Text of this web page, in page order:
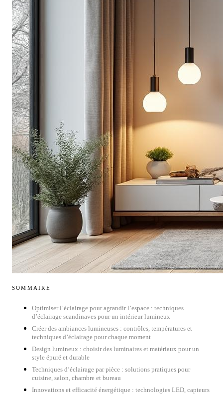
SOMMAIRE
Optimiser l’éclairage pour agrandir l’espace : techniques
d’éclairage scandinaves pour un intérieur lumineux
Créer des ambiances lumineuses : contrôles, températures et
techniques d’éclairage pour chaque moment
Design lumineux : choisir des luminaires et matériaux pour un
style épuré et durable
Techniques d’éclairage par pièce : solutions pratiques pour
cuisine, salon, chambre et bureau
Innovations et efficacité énergétique : technologies LED, capteurs